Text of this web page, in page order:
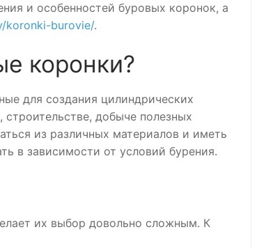
и особенностей буровых коронок, а
koronki-burovie/.
коронки?
для создания цилиндрических
добыче полезных
из различных материалов и иметь
в зависимости от условий бурения.
их выбор довольно сложным. К